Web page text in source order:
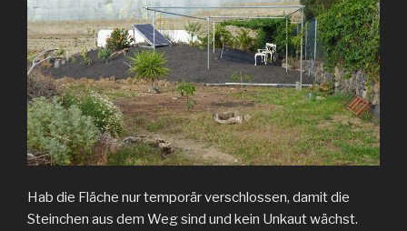
Hab die Fläche nur temporär verschlossen, damit die
Steinchen aus dem Weg sind und kein Unkaut wächst.